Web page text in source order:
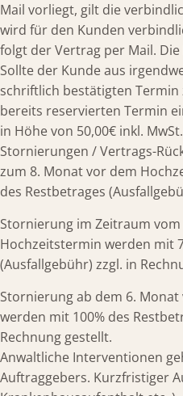
Mail vorliegt, gilt die
wird für den Kunden
folgt der Vertrag per Mail.
Sollte der Kunde aus
schriftlich bestätigten
bereits reservierten Termin
in Höhe von 50,00€ inkl.
Stornierungen / Vertrags-
zum 8. Monat vor dem
des Restbetrages
Stornierung im Zeitraum
Hochzeitstermin werden mit
(Ausfallgebühr) zzgl. in
Stornierung ab dem 6.
werden mit 100% des
Rechnung gestellt.
Anwaltliche Interventionen
Auftraggebers. Kurzfristiger